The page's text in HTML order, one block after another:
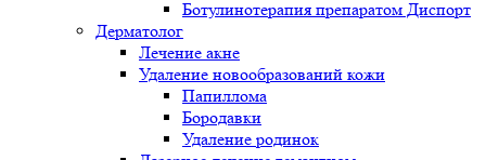
Ботулинотерапия препаратом Диспорт
Дерматолог
Лечение акне
Удаление новообразований кожи
Папиллома
Бородавки
Удаление родинок